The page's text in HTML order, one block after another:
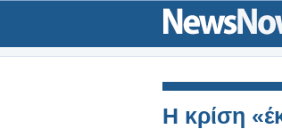
Η κρίση